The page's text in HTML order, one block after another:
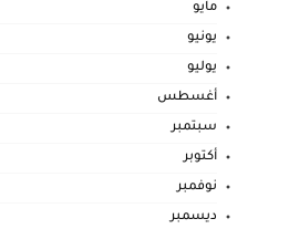
مايو
يونيو
يوليو
أغسطس
سبتمبر
أكتوبر
نوفمبر
ديسمبر